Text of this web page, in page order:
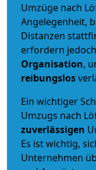
Umzüge nach
Angelegenheit,
Distanzen
erfordern
Organisation,
reibungslos
Ein wichtiger
Umzugs nach
zuverlässigen
Es ist wichtig,
Unternehmen